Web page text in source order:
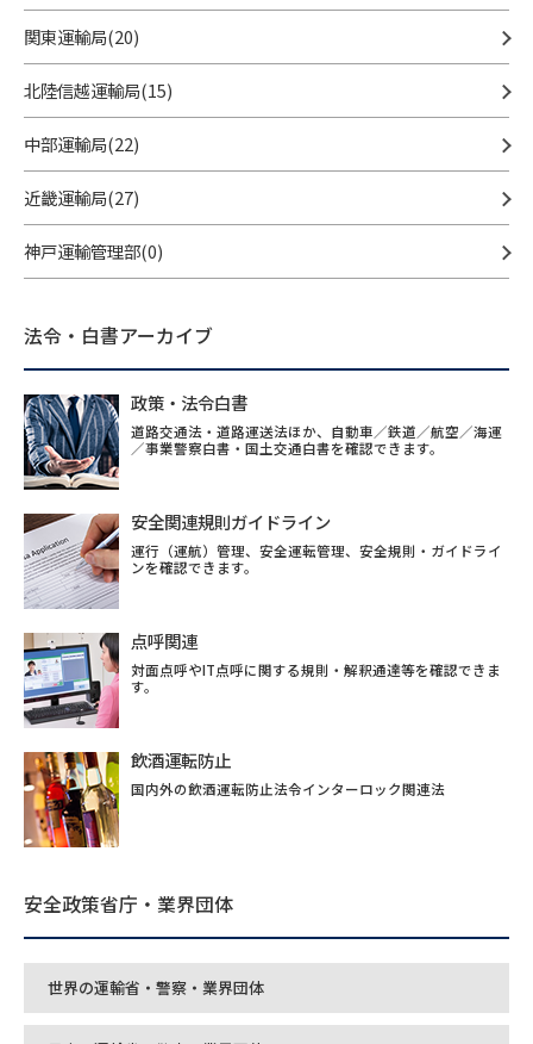
関東運輸局(20)
北陸信越運輸局(15)
中部運輸局(22)
近畿運輸局(27)
神戸運輸管理部(0)
法令・白書アーカイブ
政策・法令白書
道路交通法・道路運送法ほか、自動車／鉄道／航空／海運
／事業警察白書・国土交通白書を確認できます。
安全関連規則ガイドライン
運行（運航）管理、安全運転管理、安全規則・ガイドライ
ンを確認できます。
点呼関連
対面点呼やIT点呼に関する規則・解釈通達等を確認できま
す。
飲酒運転防止
国内外の飲酒運転防止法令インターロック関連法
安全政策省庁・業界団体
世界の運輸省・警察・業界団体